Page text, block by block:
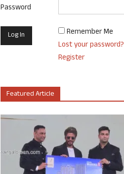
Password
Remember Me
Lost your password?
Register
Featured Article